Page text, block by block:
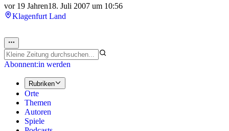
vor 19 Jahren18. Juli 2007 um 10:56
Klagenfurt Land
Abonnent:in werden
Rubriken
Orte
Themen
Autoren
Spiele